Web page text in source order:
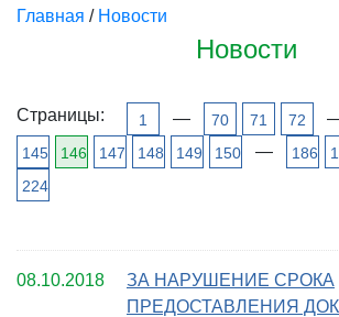
Главная / Новости
Новости
Страницы: 1 — 70 71 72
145
146 147 148 149 150 — 186
224
08.10.2018
ЗА НАРУШЕНИЕ СРОКА
ПРЕДОСТАВЛЕНИЯ